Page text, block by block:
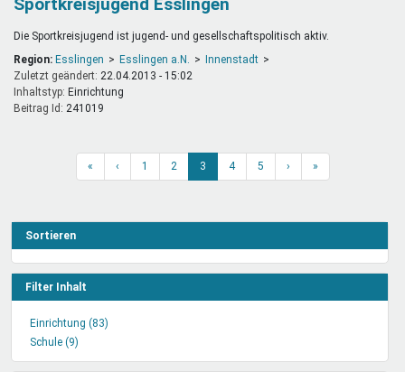
Die Sportkreisjugend ist jugend- und gesellschaftspolitisch aktiv.
Region: Esslingen Esslingen a.N.
Innenstadt
Zuletzt geändert: 22.04.2013 - 15:02
Inhaltstyp:
einrichtung
Beitrag Id: 241019
« ‹ 1 2 3 4 5 › »
Sortieren
Filter Inhalt
Einrichtung (83)
anwenden
Schule (9)
Filter